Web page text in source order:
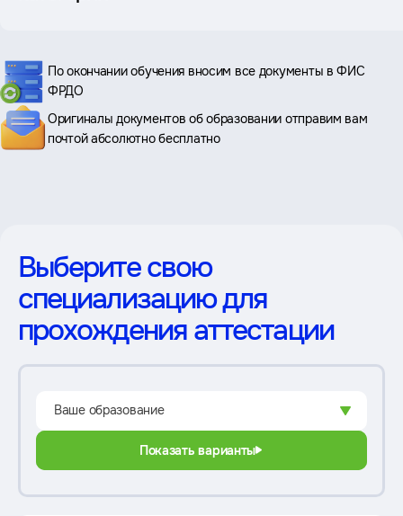
По окончании обучения вносим все документы в ФИС
ФРДО
Оригиналы документов об образовании отправим вам
почтой абсолютно бесплатно
Выберите свою
специализацию для
прохождения аттестации
Показать варианты